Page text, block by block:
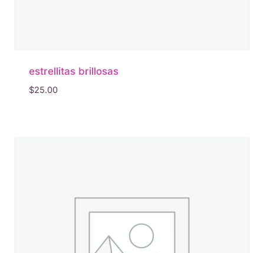
estrellitas brillosas
$25.00